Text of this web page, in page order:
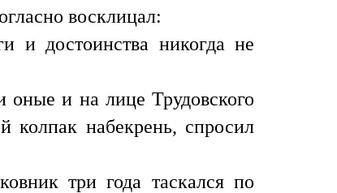
восклицал:
и достоинства никогда не
оные и на лице Трудовского
колпак набекрень, спросил
три года таскался по